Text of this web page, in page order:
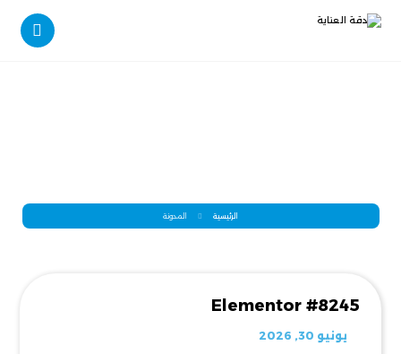
الرئيسية المدونة
Elementor #8245
يونيو 30, 2026